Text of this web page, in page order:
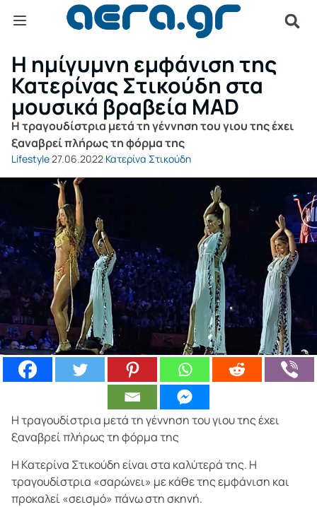
Η ημίγυμνη εμφάνιση της
Κατερίνας Στικούδη στα
μουσικά βραβεία MAD
Η τραγουδίστρια μετά τη γέννηση του γιου της έχει
ξαναβρεί πλήρως τη φόρμα της
Lifestyle27.06.2022 Κατερίνα Στικούδη
Η τραγουδίστρια μετά τη γέννηση του γιου της έχει
ξαναβρεί πλήρως τη φόρμα της
Η Κατερίνα Στικούδη είναι στα καλύτερά της. Η
τραγουδίστρια «σαρώνει» με κάθε της εμφάνιση και
προκαλεί «σεισμό» πάνω στη σκηνή.